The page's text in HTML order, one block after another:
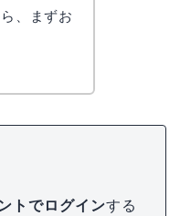
、まずお
トでログインする